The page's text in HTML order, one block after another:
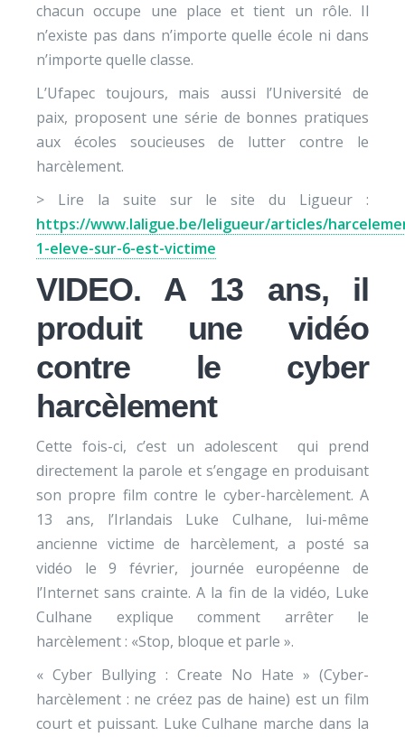
chacun occupe une place et tient un rôle. Il
n’existe pas dans n’importe quelle école ni dans
n’importe quelle classe.
L’Ufapec toujours, mais aussi l’Université de
paix, proposent une série de bonnes pratiques
aux écoles soucieuses de lutter contre le
harcèlement.
> Lire la suite sur le site du Ligueur :
https://www.laligue.be/leligueur/articles/
1-eleve-sur-6-est-victime
VIDEO. A 13 ans, il
produit une vidéo
contre le cyber
harcèlement
Cette fois-ci, c’est un adolescent qui prend
directement la parole et s’engage en produisant
son propre film contre le cyber-harcèlement. A
13 ans, l’Irlandais Luke Culhane, lui-même
ancienne victime de harcèlement, a posté sa
vidéo le 9 février, journée européenne de
l’Internet sans crainte. A la fin de la vidéo, Luke
Culhane explique comment arrêter le
harcèlement : «Stop, bloque et parle ».
« Cyber Bullying : Create No Hate » (Cyber-
harcèlement : ne créez pas de haine) est un film
court et puissant. Luke Culhane marche dans la